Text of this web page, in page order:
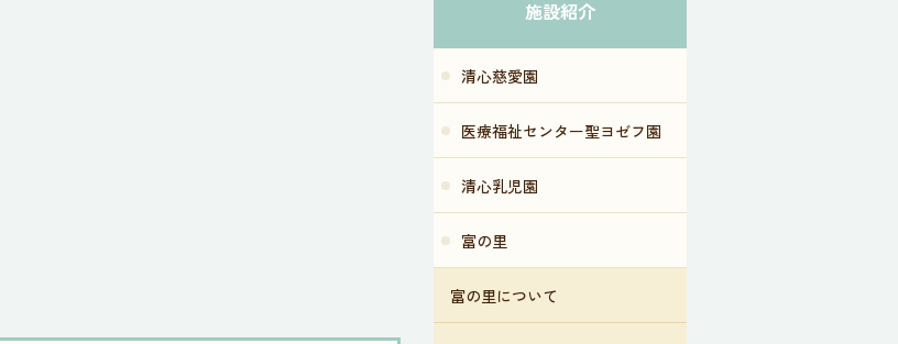
施設紹介
清心慈愛園
医療福祉センター聖ヨゼフ園
清心乳児園
富の里
富の里について